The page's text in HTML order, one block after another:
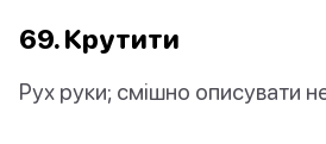
69. Крутити
Рух руки; смішно описувати